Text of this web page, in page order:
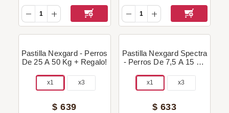
Pastilla Nexgard - Perros
De 25 A 50 Kg + Regalo!
x1 x3
$ 639
Pastilla Nexgard Spectra
- Perros De 7,5 A 15 Kg
x1 x3
$ 633